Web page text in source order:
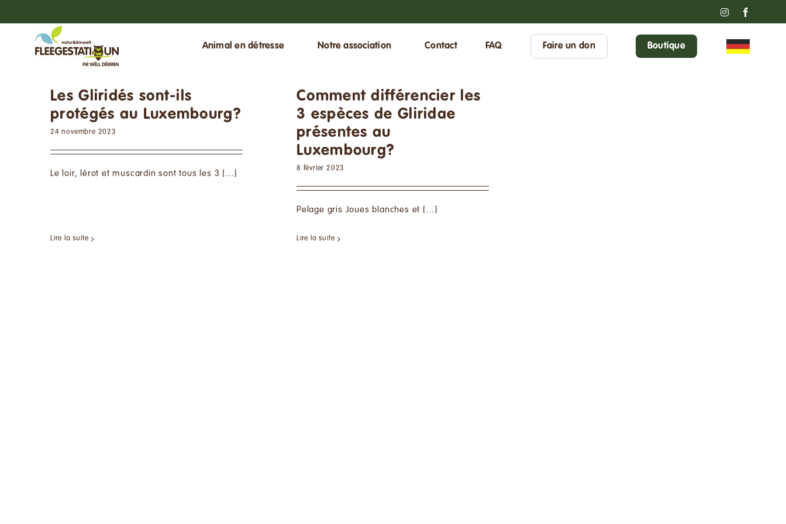
au
Instagram
Animal en détresse Notre association Contact FAQ Faire un don Boutique
Les Gliridés sont-ils
protégés au Luxembourg?
24 novembre 2023
Le loir, lérot et muscardin sont tous les 3 [...]
Lire la suite
Comment différencier les
3 espèces de Gliridae
présentes au
Luxembourg?
8 février 2023
Pelage gris Joues blanches et [...]
Lire la suite